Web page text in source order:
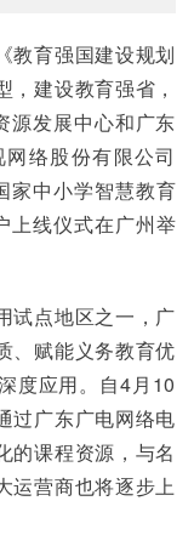
教育强国建设规划
建设教育强省，
源发展中心和广东
络股份有限公司
家中小学智慧教育
上线仪式在广州举
试点地区之一，广
、赋能义务教育优
度应用。自4月10
过广东广电网络电
的课程资源，与名
运营商也将逐步上